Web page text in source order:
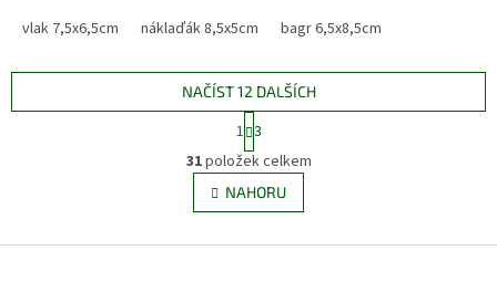
vlak 7,5x6,5cm
náklaďák 8,5x5cm bagr 6,5x8,5cm
O
v
l
á
NAČÍST 12 DALŠÍCH
S
t
r
á
n
k
v
1 3
31položek celkem
NAHORU